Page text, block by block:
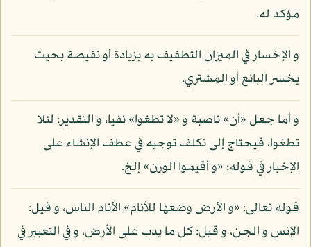
مؤكد له.
و الإخسار في الميزان التطفيف به بزيادة أو نقيصة بحيث
يخسر البائع أو المشتري.
و أما جعل «أن» ناصبة و «لا تطغوا» نفيا، و التقدير: لئلا
تطغوا، فيحتاج إلى تكلف توجيه في عطف الإنشاء على
الإخبار في قوله: «و أقيموا الوزن» إلخ.
قوله تعالى: «و الأرض وضعها للأنام» الأنام الناس، و قيل:
الإنس و الجن، و قيل: كل ما يدب على الأرض، و في التعبير في